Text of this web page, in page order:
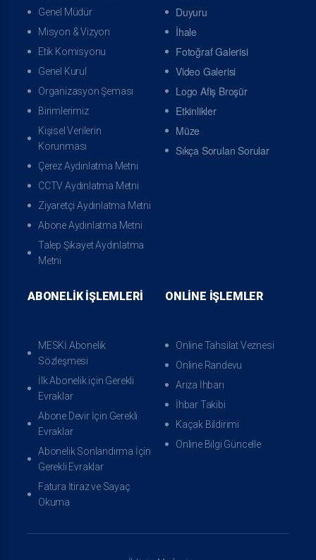
Online Tahsilat Veznesi Online Randevu
Arıza İhbarı
Genel Müdür
Misyon & Vizyon
Etik Komisyonu
Genel Kurul
Organizasyon Şeması
Birimlerimiz
Kişisel Verilerin
Korunması
Çerez Aydınlatma Metni
CCTV Aydınlatma Metni
Ziyaretçi Aydınlatma Metni
Abone Aydınlatma Metni
Talep Şikayet Aydınlatma
Metni
Duyuru
İhale
Fotoğraf Galerisi
Video Galerisi
Logo Afiş Broşür
Etkinlikler
Müze
Sıkça Sorulan Sorular
ABONELIK İŞLEMLERI
MESKİ Abonelik
Sözleşmesi
İlk Abonelik için Gerekli
Evraklar
Abone Devir İçin Gerekli
Evraklar
Abonelik Sonlandırma İçin
Gerekli Evraklar
Fatura İtiraz ve Sayaç
Okuma
ONLINE İŞLEMLER
Online Tahsilat Veznesi
Online Randevu
Arıza İhbarı
İhbar Takibi
Kaçak Bildirimi
Online Bilgi Güncelle